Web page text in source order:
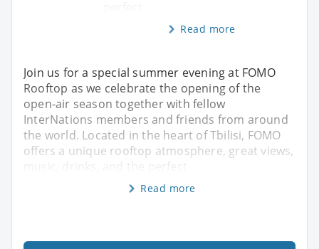
Read more
Join us for a special summer evening at FOMO
Rooftop as we celebrate the opening of the
open-air season together with fellow
InterNations members and friends from around
the world. Located in the heart of Tbilisi, FOMO
offers a unique rooftop atmosphere, great views,
music, drinks, and the perfect
Read more